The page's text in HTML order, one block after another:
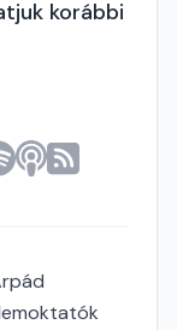
korábbi